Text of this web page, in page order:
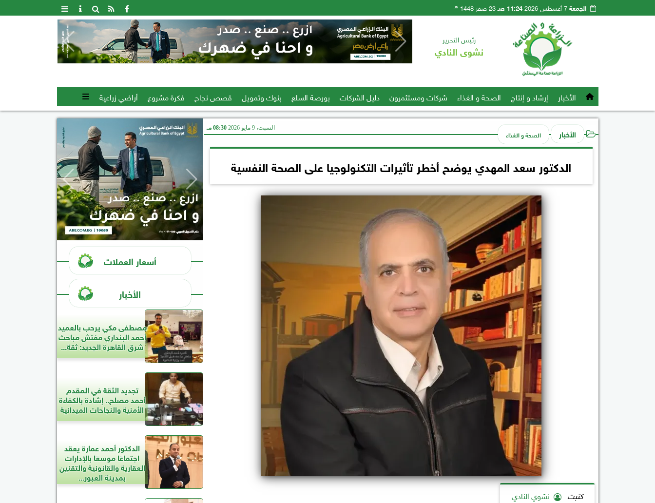
الجمعة7 أغسطس 2026 11:24 صـ 23 صفر 1448 هـ
رئيس التحرير
نشوى النادي
الأخبار إرشاد و إنتاج الصحة و الغذاء شركات ومستثمرون دليل الشركات بورصة السلع بنوك وتمويل قصص نجاح فكرة مشروع أراضي زراعية
الأخبار الصحة و الغذاء
السبت، 9 مايو 2026 08:30 مـ
الدكتور سعد المهدي يوضح أخطر تأثيرات التكنولوجيا على الصحة النفسية
كتبت
نشوي النادي
أسعار العملات
الأخبار
مصطفى مكي يرحب بالعميد
أحمد البنداري مفتش مباحث
شرق القاهرة الجديد: ثقة...
تجديد الثقة في المقدم
أحمد مصلح.. إشادة بالكفاءة
الأمنية والنجاحات الميدانية
الدكتور أحمد عمارة يعقد
اجتماعًا موسعًا بالإدارات
العقارية والقانونية والتقنين
بمدينة العبور...